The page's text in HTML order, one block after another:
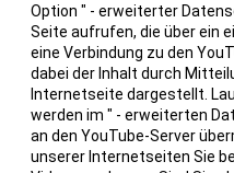
Option " - erweiterter
Seite aufrufen, die über ein
eine Verbindung zu den
dabei der Inhalt durch
Internetseite dargestellt.
werden im " - erweiterten
an den YouTube-Server
unserer Internetseiten Sie